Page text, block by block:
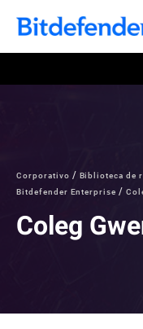
Corporativo
Biblioteca de
Bitdefender Enterprise
Coleg